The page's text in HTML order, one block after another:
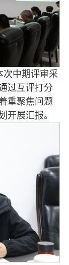
次中期评审采
过互评打分
重聚焦问题
开展汇报。